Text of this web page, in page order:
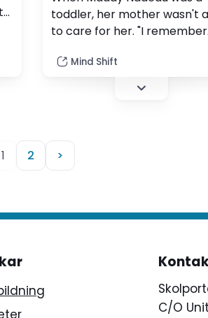
toddler, her mother wasn't
to care for her. "I remember
in her room and she didn't
care of me. My mom just
Mind Shift
1 2 >
C/O